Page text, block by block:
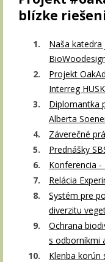
blízke
Naša
Projekt
Interreg
Diplomantka
Alberta
Záverečné
Prednášky
Konferencia -
Relácia
Systém pre
diverzitu
Ochrana
s odborníkmi
Klenba korún